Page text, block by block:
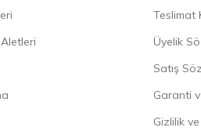
Teslimat
Üyelik
Satış
Garanti
Gizlilik